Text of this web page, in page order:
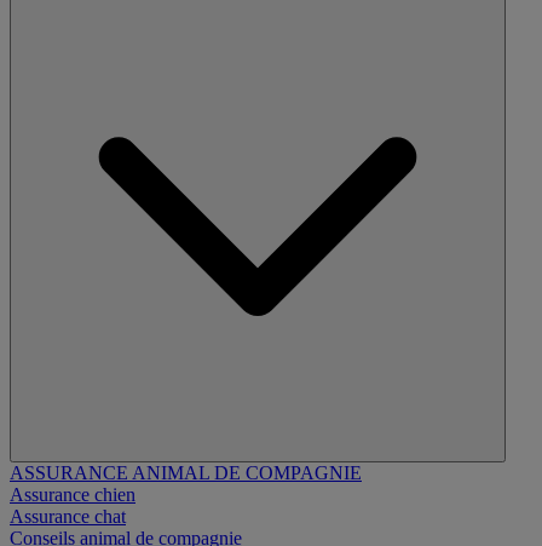
ASSURANCE ANIMAL DE COMPAGNIE
Assurance chien
Assurance chat
Conseils animal de compagnie